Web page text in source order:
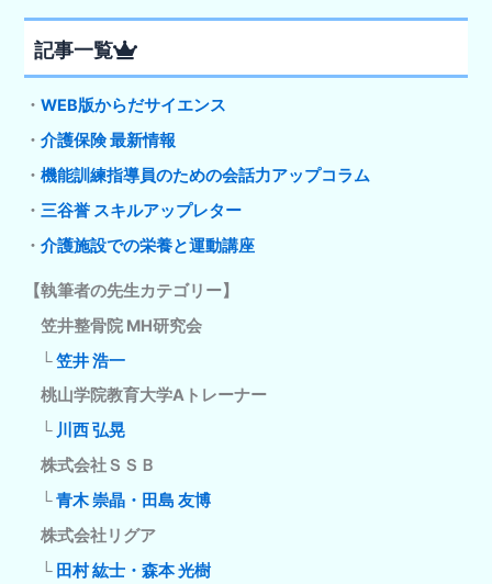
記事一覧
・WEB版からだサイエンス
・介護保険 最新情報
・機能訓練指導員のための会話力アップコラム
・三谷誉 スキルアップレター
・介護施設での栄養と運動講座
【執筆者の先生カテゴリー】
笠井整骨院 MH研究会
└笠井 浩一
桃山学院教育大学Aトレーナー
└ 川西 弘晃
株式会社ＳＳＢ
└青木 崇晶・田島 友博
株式会社リグア
└ 田村 紘士・森本 光樹